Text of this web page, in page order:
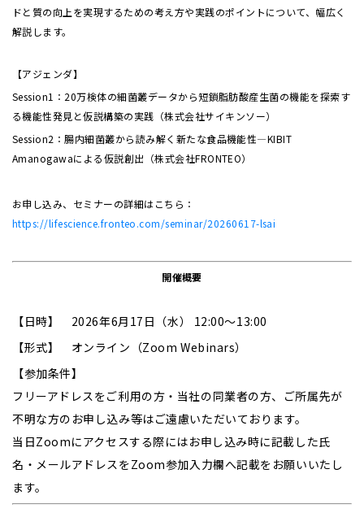
ドと質の向上を実現するための考え方や実践のポイントについて、幅広く
解説します。
【アジェンダ】
Session1：20万検体の細菌叢データから短鎖脂肪酸産生菌の機能を探索す
る機能性発見と仮説構築の実践（株式会社サイキンソー）
Session2：腸内細菌叢から読み解く新たな食品機能性―KIBIT
Amanogawaによる仮説創出（株式会社FRONTEO）
お申し込み、セミナーの詳細はこちら：
https://lifescience.fronteo.com/seminar/20260617-lsai
開催概要
【日時】 2026年6月17日（水） 12:00～13:00
【形式】 オンライン（Zoom Webinars）
【参加条件】
フリーアドレスをご利用の方・当社の同業者の方、ご所属先が
不明な方のお申し込み等はご遠慮いただいております。
当日Zoomにアクセスする際にはお申し込み時に記載した氏
名・メールアドレスをZoom参加入力欄へ記載をお願いいたし
ます。